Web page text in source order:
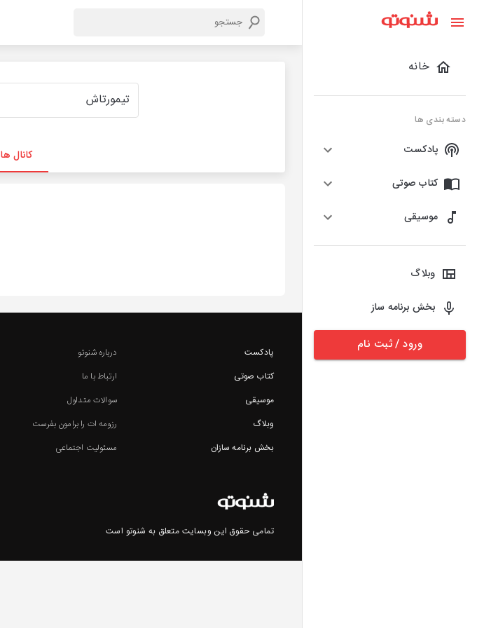
خانه
دسته بندی ها
پادکست
کتاب صوتی
موسیقی
وبلاگ
بخش برنامه ساز
ورود / ثبت نام
کانال ها
پادکست
کتاب صوتی
موسیقی
وبلاگ
بخش برنامه سازان
درباره شنوتو
ارتباط با ما
سوالات متداول
رزومه ات را برامون بفرست
مسئولیت اجتماعی
تمامی حقوق این وبسایت متعلق به شنوتو است